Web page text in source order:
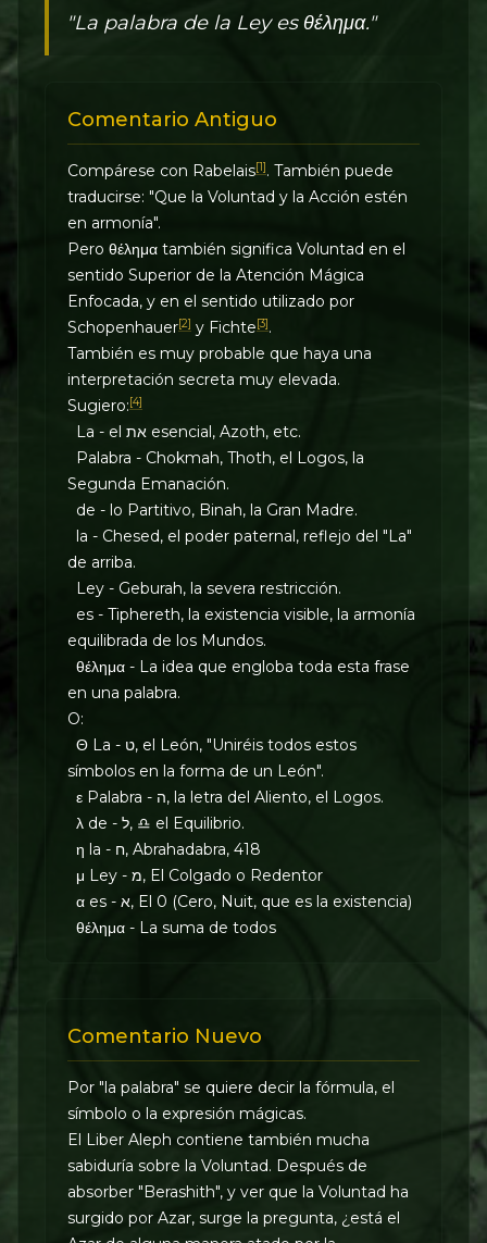
"La palabra de la Ley es θέλημα."
Comentario Antiguo
Compárese con Rabelais[1]. También puede
traducirse: "Que la Voluntad y la Acción estén
en armonía".
Pero θέλημα también significa Voluntad en el
sentido Superior de la Atención Mágica
Enfocada, y en el sentido utilizado por
Schopenhauer[2] y Fichte[3].
También es muy probable que haya una
interpretación secreta muy elevada.
Sugiero:[4]
La - el את esencial, Azoth, etc.
Palabra - Chokmah, Thoth, el Logos, la
Segunda Emanación.
de - lo Partitivo, Binah, la Gran Madre.
la - Chesed, el poder paternal, reflejo del "La"
de arriba.
Ley - Geburah, la severa restricción.
es - Tiphereth, la existencia visible, la armonía
equilibrada de los Mundos.
θέλημα - La idea que engloba toda esta frase
en una palabra.
O:
Θ La - ט, el León, "Uniréis todos estos
símbolos en la forma de un León".
ε Palabra - ה, la letra del Aliento, el Logos.
λ de - ל, ♎︎ el Equilibrio.
η la - ח, Abrahadabra, 418
μ Ley - מ, El Colgado o Redentor
α es - א, El 0 (Cero, Nuit, que es la existencia)
θέλημα - La suma de todos
Comentario Nuevo
Por "la palabra" se quiere decir la fórmula, el
símbolo o la expresión mágicas.
El Liber Aleph contiene también mucha
sabiduría sobre la Voluntad. Después de
absorber "Berashith", y ver que la Voluntad ha
surgido por Azar, surge la pregunta, ¿está el